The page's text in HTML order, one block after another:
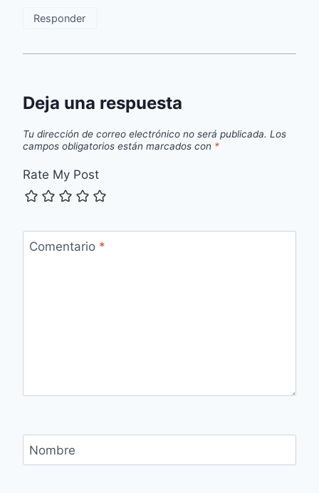
Responder
Deja una respuesta
Tu dirección de correo electrónico no será publicada. Los
campos obligatorios están marcados con *
Rate My Post
Comentario *
Nombre